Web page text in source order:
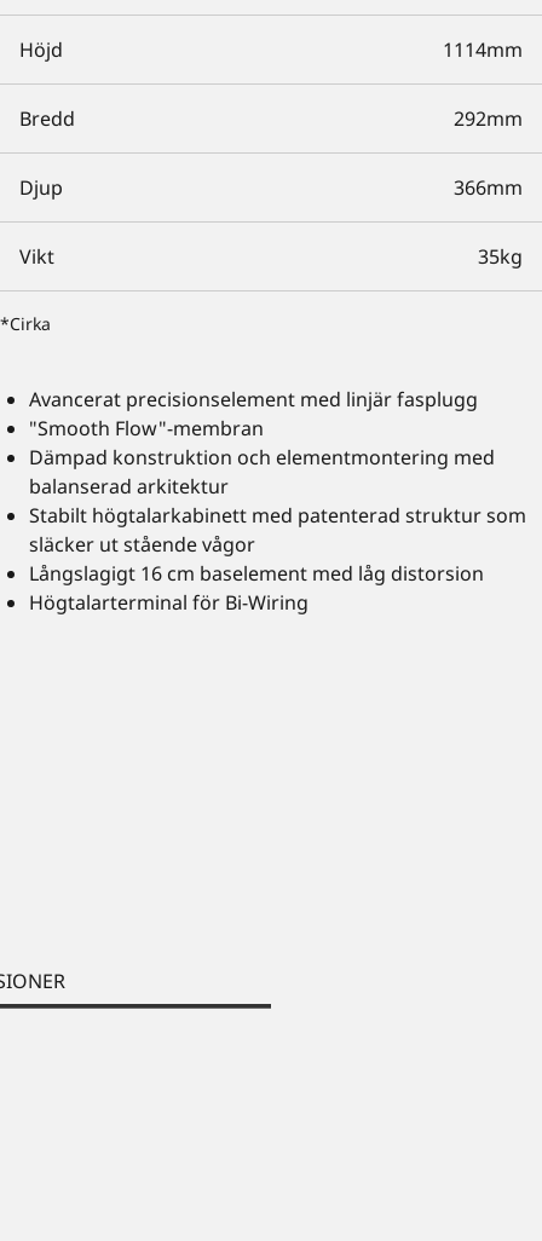
Höjd 1114mm
Bredd 292mm
Djup 366mm
Vikt 35kg
*Cirka
Avancerat precisionselement med linjär fasplugg
"Smooth Flow"-membran
Dämpad konstruktion och elementmontering med
balanserad arkitektur
Stabilt högtalarkabinett med patenterad struktur som
släcker ut stående vågor
Långslagigt 16 cm baselement med låg distorsion
Högtalarterminal för Bi-Wiring